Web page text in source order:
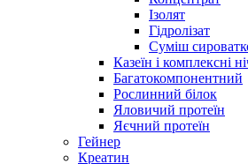
Ізолят
Гідролізат
Суміш
Казеїн і комплексні
Багатокомпонентний
Рослинний білок
Яловичий протеїн
Яєчний протеїн
Гейнер
Креатин